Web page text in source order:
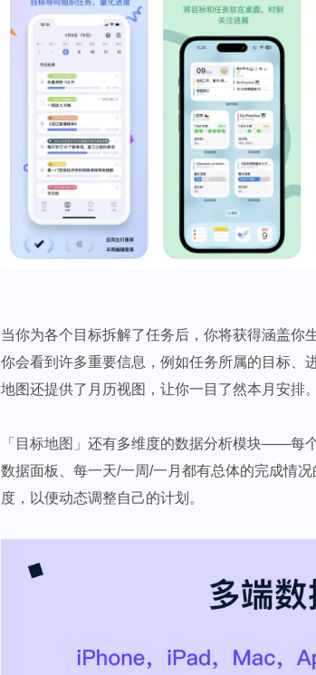
当你为各个目标拆解了任务后，你将获得涵盖你
你会看到许多重要信息，例如任务所属的目标、
地图还提供了月历视图，让你一目了然本月安排。
「目标地图」 还有多维度的数据分析模块——每
数据面板、每一天/一周/一月都有总体的完成情
度，以便动态调整自己的计划。